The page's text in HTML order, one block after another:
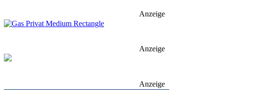
Anzeige
Anzeige
Anzeige